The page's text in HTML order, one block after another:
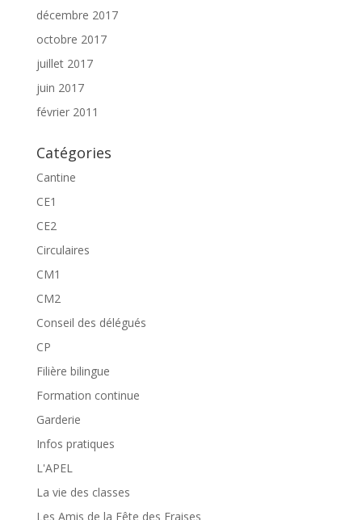
décembre 2017
octobre 2017
juillet 2017
juin 2017
février 2011
Catégories
Cantine
CE1
CE2
Circulaires
CM1
CM2
Conseil des délégués
CP
Filière bilingue
Formation continue
Garderie
Infos pratiques
L'APEL
La vie des classes
Les Amis de la Fête des Fraises